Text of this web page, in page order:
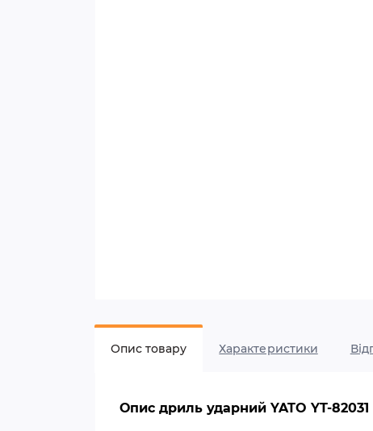
Опис товару Характеристики
Опис дриль ударний YATO YT-82031